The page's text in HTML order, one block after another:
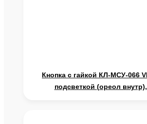
Кнопка с гайкой КЛ-МСУ-066
подсветкой (ореол